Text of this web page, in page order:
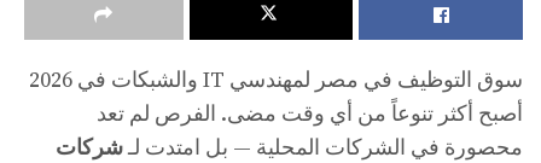
سوق التوظيف في مصر لمهندسي IT والشبكات في 2026
أصبح أكثر تنوعاً من أي وقت مضى. الفرص لم تعد
محصورة في الشركات المحلية — بل امتدت لـشركات